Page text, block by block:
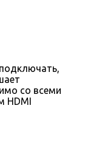
со всеми
HDMI